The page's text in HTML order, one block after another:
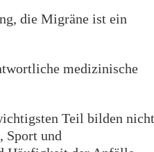
die Migräne ist ein
medizinische
Teil bilden
Sport und